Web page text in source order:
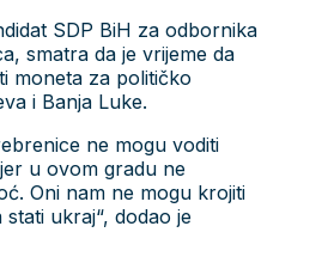
SDP BiH za odbornika
smatra da je vrijeme da
moneta za političko
i Banja Luke.
ne mogu voditi
u ovom gradu ne
Oni nam ne mogu krojiti
ukraj“, dodao je